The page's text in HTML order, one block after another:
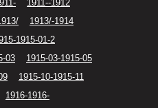
1911--1912
1913/-1914
1915-01-2
03
1915-03-1915-05
1915-10-1915-11
1916-1916-